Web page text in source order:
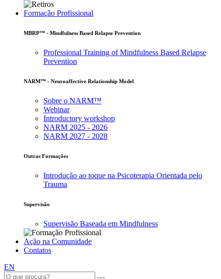
Formação Profissional
MBRP™ - Mindfulness Based Relapse Prevention
Professional Training of Mindfulness Based Relapse
Prevention
NARM™ - Neuroaffective Relationship Model
Sobre o NARM™
Webinar
Introductory workshop
NARM 2025 - 2026
NARM 2027 - 2028
Outras Formações
Introdução ao toque na Psicoterapia Orientada pelo
Trauma
Supervisão
Supervisão Baseada em Mindfulness
Ação na Comunidade
Contatos
EN